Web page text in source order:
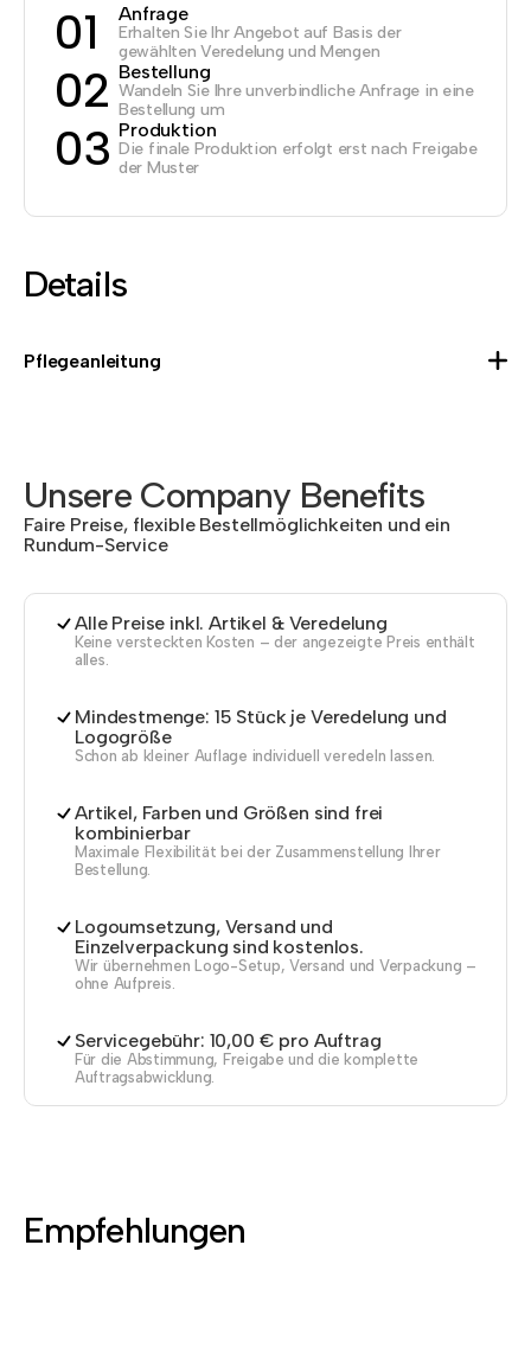
01 Anfrage
Erhalten Sie Ihr Angebot auf Basis der
gewählten Veredelung und Mengen
02 Bestellung
Wandeln Sie Ihre unverbindliche Anfrage in eine
Bestellung um
03 Produktion
Die finale Produktion erfolgt erst nach Freigabe
der Muster
Details
Pflegeanleitung
Unsere Company Benefits
Faire Preise, flexible Bestellmöglichkeiten und ein
Rundum-Service
Alle Preise inkl. Artikel & Veredelung
Keine versteckten Kosten – der angezeigte Preis enthält
alles.
Mindestmenge: 15 Stück je Veredelung und
Logogröße
Schon ab kleiner Auflage individuell veredeln lassen.
Artikel, Farben und Größen sind frei
kombinierbar
Maximale Flexibilität bei der Zusammenstellung Ihrer
Bestellung.
Logoumsetzung, Versand und
Einzelverpackung sind kostenlos.
Wir übernehmen Logo-Setup, Versand und Verpackung –
ohne Aufpreis.
Servicegebühr: 10,00 € pro Auftrag
Für die Abstimmung, Freigabe und die komplette
Auftragsabwicklung.
Empfehlungen